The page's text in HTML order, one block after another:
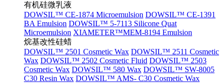
有机硅微乳液
DOWSIL™ CE-1874 Microemulsion DOWSIL™ CE-1391
BA Emulsion DOWSIL™ 5-7113 Silicone Quat
Microemulsion XIAMETER™MEM-8194 Emulsion
烷基改性硅蜡
DOWSIL™ 2501 Cosmetic Wax DOWSIL™ 2511 Cosmetic
Wax DOWSIL™ 2502 Cosmetic Fluid DOWSIL™ 2503
Cosmetic Wax DOWSIL™ 580 Wax DOWSIL™ SW-8005
C30 Resin Wax DOWSIL™ AMS- C30 Cosmetic Wax